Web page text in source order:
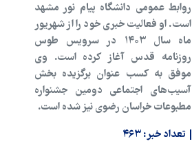
روابط عمومی دانشگاه پیام نور مشهد
است. او فعالیت خبری خود را از شهریور
ماه سال ۱۴۰۳ در سرویس طوس
روزنامه قدس آغاز کرده است. وی
موفق به کسب عنوان برگزیده بخش
آسیب‌های اجتماعی دومین جشنواره
مطبوعات خراسان رضوی نیز شده است.
تعداد خبر:۴۶۳